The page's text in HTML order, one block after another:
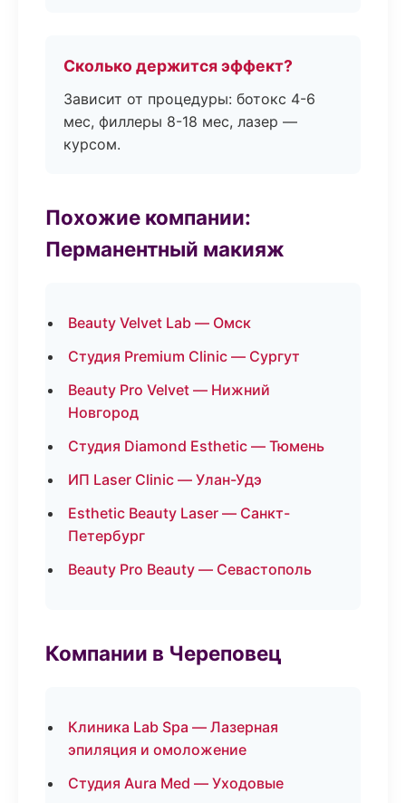
Сколько держится эффект?
Зависит от процедуры: ботокс 4-6
мес, филлеры 8-18 мес, лазер —
курсом.
Похожие компании:
Перманентный макияж
Beauty Velvet Lab — Омск
Студия Premium Clinic — Сургут
Beauty Pro Velvet — Нижний
Новгород
Студия Diamond Esthetic — Тюмень
ИП Laser Clinic — Улан-Удэ
Esthetic Beauty Laser — Санкт-
Петербург
Beauty Pro Beauty — Севастополь
Компании в Череповец
Клиника Lab Spa — Лазерная
эпиляция и омоложение
Студия Aura Med — Уходовые